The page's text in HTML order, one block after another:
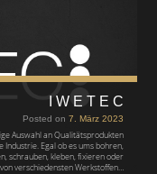
IWETEC
Posted on 7. März 2023
Auswahl an Qualitätsprodukten
Egal ob es ums bohren,
schrauben, kleben, fixieren oder
verschiedensten Werkstoffen…